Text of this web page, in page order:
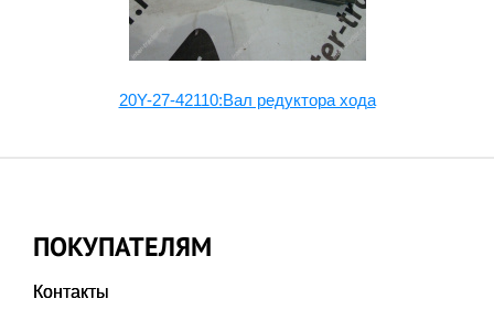
20Y-27-42110:Вал редуктора хода
ПОКУПАТЕЛЯМ
Контакты